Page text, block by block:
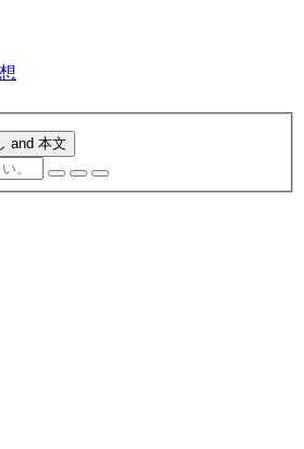
and 本文